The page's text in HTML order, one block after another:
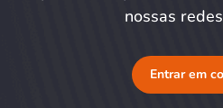
nossas
Entrar em